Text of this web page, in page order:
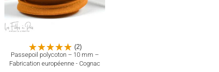
(2)
Passepoil polycoton – 10 mm –
Fabrication européenne - Cognac